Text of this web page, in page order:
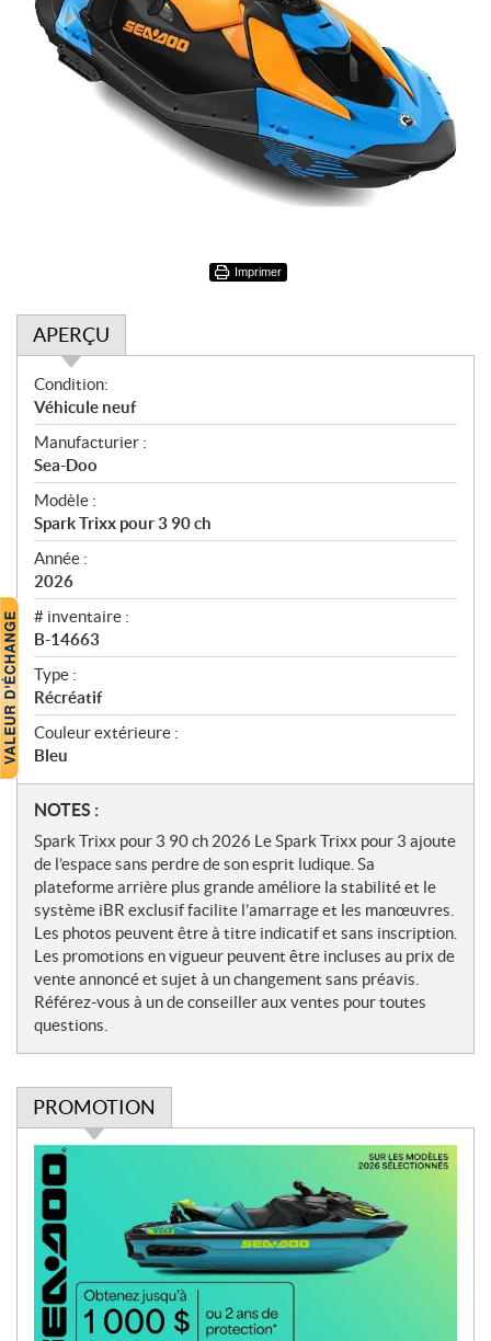
Imprimer
APERÇU
A
p
e
r
ç
u
Condition:
Véhicule neuf
Manufacturier :
Sea-Doo
Modèle :
Spark Trixx pour 3 90 ch
Année :
2026
# inventaire :
B-14663
Type :
Récréatif
Couleur extérieure :
Bleu
N
o
t
e
s
NOTES :
Spark Trixx pour 3 90 ch 2026 Le Spark Trixx pour 3 ajoute
de l’espace sans perdre de son esprit ludique. Sa
plateforme arrière plus grande améliore la stabilité et le
système iBR exclusif facilite l’amarrage et les manœuvres.
Les photos peuvent être à titre indicatif et sans inscription.
Les promotions en vigueur peuvent être incluses au prix de
vente annoncé et sujet à un changement sans préavis.
Référez-vous à un de conseiller aux ventes pour toutes
questions.
PROMOTION
P
r
m
o